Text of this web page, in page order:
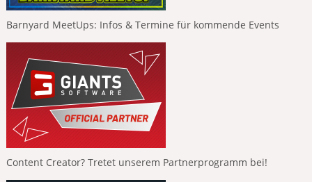
Barnyard MeetUps: Infos & Termine für kommende Events
Content Creator? Tretet unserem Partnerprogramm bei!